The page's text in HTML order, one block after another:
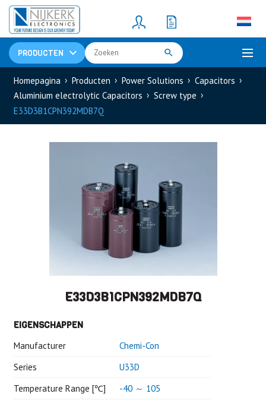
PRODUCTEN
Resistors(781)
Shunt Resistor
Homepagina Producten Power Solutions
Capacitors
Aluminium electrolytic Capacitors
Screw type
E33D3B1CPN392MDB7Q
E33D3B1CPN392MDB7Q
EIGENSCHAPPEN
Manufacturer
Chemi-Con
Series
U33D
Temperature Range [℃]
-40 ～ 105